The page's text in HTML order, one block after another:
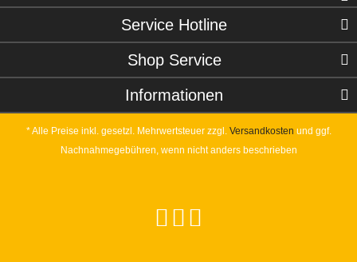
Service Hotline
Shop Service
Informationen
* Alle Preise inkl. gesetzl. Mehrwertsteuer zzgl. Versandkosten und ggf.
Nachnahmegebühren, wenn nicht anders beschrieben